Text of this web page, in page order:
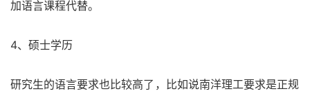
加语言课程代替。
4、硕士学历
研究生的语言要求也比较高了，比如说南洋理工要求是正规